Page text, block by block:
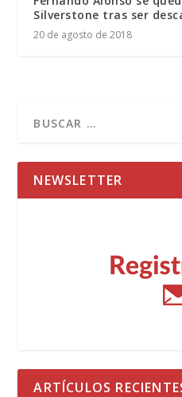
Silverstone tras ser
20 de agosto de 2018
NEWSLETTER
ARTÍCULOS